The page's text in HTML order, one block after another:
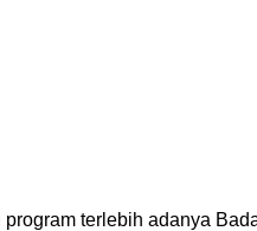
terlebih adanya